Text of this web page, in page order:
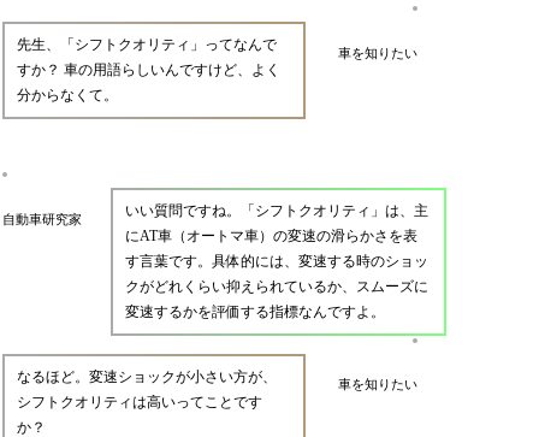
車を知りたい
先生、「シフトクオリティ」ってなんで
すか？ 車の用語らしいんですけど、よく
分からなくて。
自動車研究家
いい質問ですね。「シフトクオリティ」は、主
にAT車（オートマ車）の変速の滑らかさを表
す言葉です。具体的には、変速する時のショッ
クがどれくらい抑えられているか、スムーズに
変速するかを評価する指標なんですよ。
車を知りたい
なるほど。変速ショックが小さい方が、
シフトクオリティは高いってことです
か？